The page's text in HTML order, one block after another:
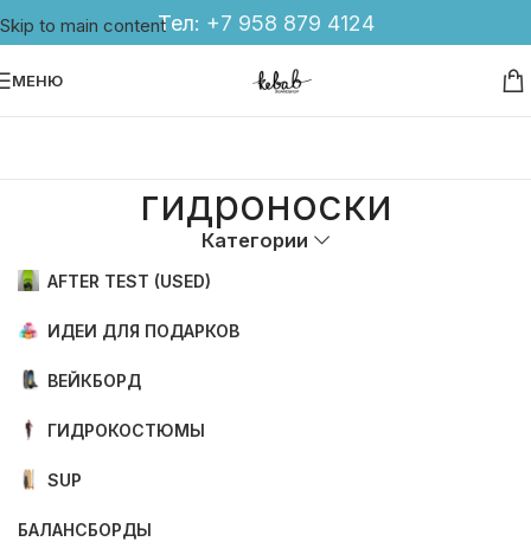
Skip to main contentТел: +7 958 879 4124
МЕНЮ
гидроноски
Категории
AFTER TEST (USED)
ИДЕИ ДЛЯ ПОДАРКОВ
ВЕЙКБОРД
ГИДРОКОСТЮМЫ
SUP
БАЛАНСБОРДЫ